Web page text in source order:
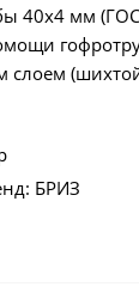
40х4 мм
БРИЗ